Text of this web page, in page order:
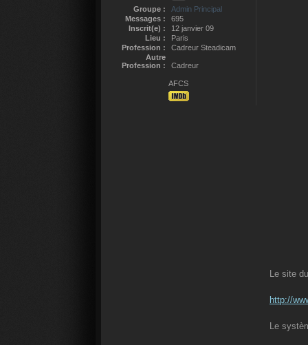
Groupe :
Admin Principal
Messages :
695
Inscrit(e) :
12 janvier 09
Lieu :
Paris
Profession :
Cadreur Steadicam
Autre
Profession :
Cadreur
AFCS
Le site
http://
Le